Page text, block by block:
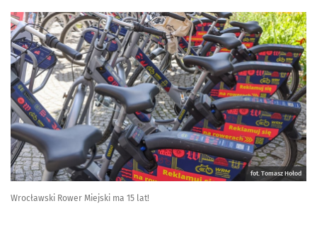
fot. Tomasz Hołod
Wrocławski Rower Miejski ma 15 lat!